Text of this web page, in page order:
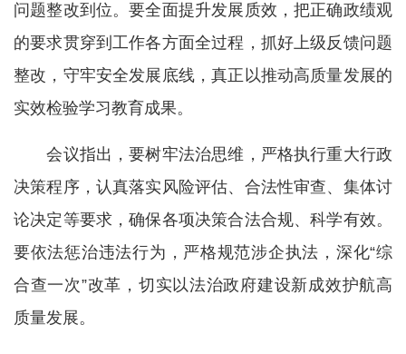
问题整改到位。要全面提升发展质效，把正确政绩观
的要求贯穿到工作各方面全过程，抓好上级反馈问题
整改，守牢安全发展底线，真正以推动高质量发展的
实效检验学习教育成果。
会议指出，要树牢法治思维，严格执行重大行政
决策程序，认真落实风险评估、合法性审查、集体讨
论决定等要求，确保各项决策合法合规、科学有效。
要依法惩治违法行为，严格规范涉企执法，深化“综
合查一次”改革，切实以法治政府建设新成效护航高
质量发展。